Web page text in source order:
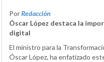
PorRedacción
Óscar López destaca la
digital
El ministro para la
Óscar López, ha enfatizado